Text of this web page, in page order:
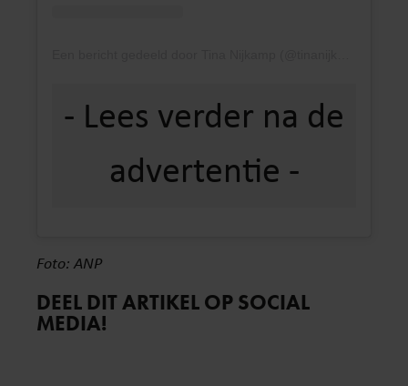
Foto: ANP
DEEL DIT ARTIKEL OP SOCIAL
MEDIA!